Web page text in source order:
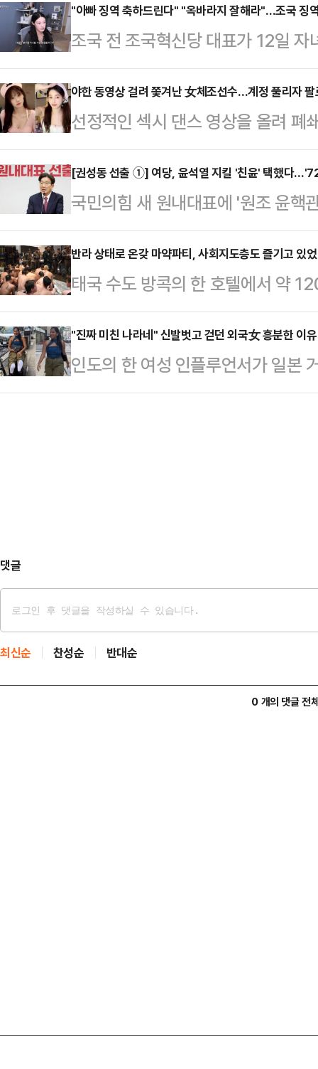
"아빠 징역 축하드린다" "옥바라지 잘해라"…조국 징
조국 전 조국혁신당 대표가 12일
징역 2년을 확정받은 가운데 일부
서비스(SNS)에 악성 댓글을 남기
엄상필 대법관)는 이날 오전 뇌물
에 징역 2년을 선고한 원심판결을
이에 따라 조 전 대표는 의원직을
옥바라지 잘해라", "아버지 영치금
"부…
야한 동영상 걸려 쫓겨난 女체조선수…계정 풀리자
선정적인 섹시 댄스 영상을 올려 폐
(SNS) 계정이 복원된 지 단 하루
(현지 시각) 홍콩 사우스차이나모
선수권 대회에 중국 체조대표팀 자
승한 전적이 있는 우 리우팡(30)
다.그는 2012년 올림픽 선발전에
전할 수 없게 됐다. 이후 갑작스럽
후 우는 2…
[권성동 선출 ①] 여당, 윤석열 지킬 '친윤' 택했다
국민의힘 새 원내대표에 '원조 윤핵
석열)'이 원내의 중심으로 재등판했
데에는 한동훈 국민의힘 대표를 향
이 나온다. 이로써 친윤이 다시 원
칫 당과 민심의 괴리가 커질 수 있
국회에서 열린 국민의힘 의원총회
됐다. 상대 후보였던 김태호 의원
친한(친한…
반라 상태로 온갖 마약파티, 사회지도층도 즐기고 있
태국 수도 방콕의 한 호텔에서 약
발됐다.10일(현지 시각) AFP통신
도심의 수쿰윗 지역에 위치한 한 호
124명을 체포했다고 밝혔다.체포
동성애자로 조사됐다. 외국인 5명
"진짜 미친 나라네" 신발벗고 걷던 외국女 흥분한 이유
인도의 한 여성 인플루언서가 일본
벗고 걸었다.28일(현지시간) 홍콩
댓글
최신순 찬성순 반대순
0 개의 댓글 전